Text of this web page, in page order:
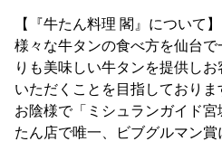
【『牛たん料理 閣』について】
様々な牛タンの食べ方を仙台
りも美味しい牛タンを提供し
いただくことを目指しておりま
お陰様で「ミシュランガイド
たん店で唯一、ビブグルマン賞